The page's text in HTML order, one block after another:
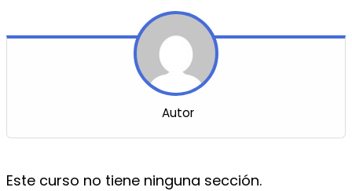
Autor
Este curso no tiene ninguna sección.